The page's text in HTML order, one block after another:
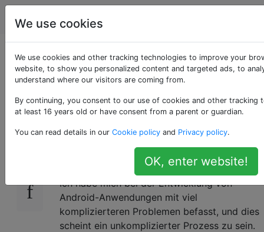
Programmierung
Android Word-Wrap
EditText-Text
75
Ich habe versucht, mein EditText-Feld zum
Zeilenumbruch zu bringen, kann es aber
Ich habe mich bei der Entwicklung von
Android-Anwendungen mit viel
komplizierteren Problemen befasst, und dies
scheint ein unkomplizierter Prozess zu sein.
We use cookies
We use cookies and other tracking technologies to improve your
website, to show you personalized content and targeted ads, to
understand where our visitors are coming from.
By continuing, you consent to our use of cookies and other tracking
at least 16 years old or have consent from a parent or guardian.
You can read details in our Cookie policy and Privacy policy.
OK, enter website!